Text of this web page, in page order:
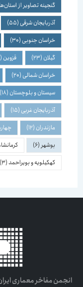
گنجینه تصاویر از استان‌های
آذربایجان شرقی(55)
خراسان جنوبی(30)
گیلان(23) قزوین(22)
خراسان شمالی(20)
سیستان و بلوچستان(18)
آذربایجان غربی(15)
مازندران(12)
بوشهر(6) کرمانشاه(5)
کهکیلویه و بویراحمد(3)
انجمن مفاخر معماری ایران